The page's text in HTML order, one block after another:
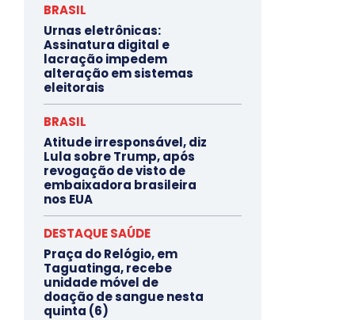
BRASIL
Urnas eletrônicas:
Assinatura digital e
lacração impedem
alteração em sistemas
eleitorais
BRASIL
Atitude irresponsável, diz
Lula sobre Trump, após
revogação de visto de
embaixadora brasileira
nos EUA
DESTAQUE SAÚDE
Praça do Relógio, em
Taguatinga, recebe
unidade móvel de
doação de sangue nesta
quinta (6)